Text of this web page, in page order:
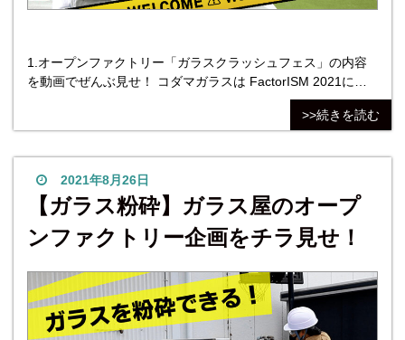
1.オープンファクトリー「ガラスクラッシュフェス」の内容
を動画でぜんぶ見せ！ コダマガラスは FactorISM 2021に参
加することが決定し、昨年に引き続きオープンファクトリー
を行うことになりました。 オープンファクトリーとは、普段
を体験していただく取り組みのことです。 今年は堺市、八尾
市・東大阪市、門真市・大阪市都島区の合同で開催
>>続きを読む
2021年8月26日
【ガラス粉砕】ガラス屋のオープ
ンファクトリー企画をチラ見せ！